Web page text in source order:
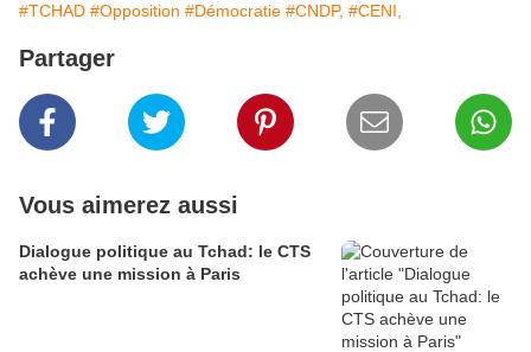
#TCHAD #Opposition #Démocratie #CNDP, #CENI,
Partager
Vous aimerez aussi
Dialogue politique au Tchad: le CTS
achève une mission à Paris